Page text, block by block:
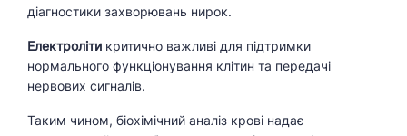
діагностики захворювань нирок.
Електроліти критично важливі для підтримки
нормального функціонування клітин та передачі
нервових сигналів.
Таким чином, біохімічний аналіз крові надає